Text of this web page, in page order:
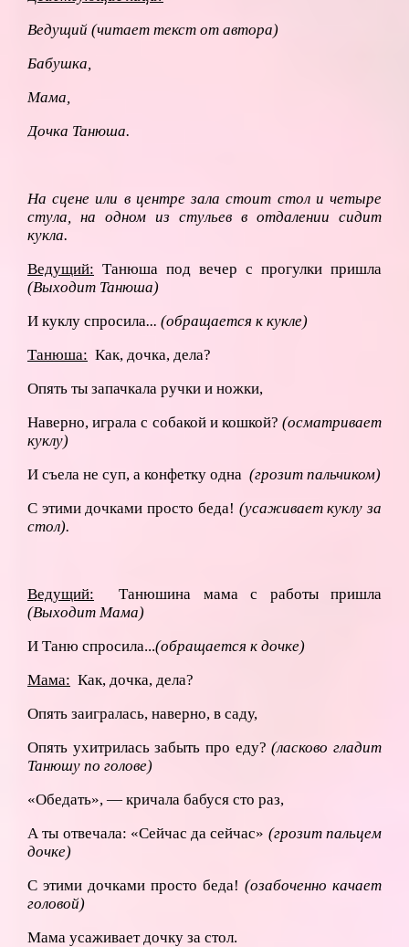
Ведущий (читает текст от автора)
Бабушка,
Мама,
Дочка Танюша.
На сцене или в центре зала стоит стол и четыре
стула, на одном из стульев в отдалении сидит
кукла.
Ведущий: Танюша под вечер с прогулки пришла
(Выходит Танюша)
И куклу спросила... (обращается к кукле)
Танюша: Как, дочка, дела?
Опять ты запачкала ручки и ножки,
Наверно, играла с собакой и кошкой? (осматривает
куклу)
И съела не суп, а конфетку одна (грозит пальчиком)
С этими дочками просто беда! (усаживает куклу за
стол).
Ведущий:
Танюшина мама с работы пришла
(Выходит Мама)
И Таню спросила...(обращается к дочке)
Мама: Как, дочка, дела?
Опять заигралась, наверно, в саду,
Опять ухитрилась забыть про еду?(ласково гладит
Танюшу по голове)
«Обедать», — кричала бабуся сто раз,
А ты отвечала: «Сейчас да сейчас» (грозит пальцем
дочке)
С этими дочками просто беда! (озабоченно качает
головой)
Мама усаживает дочку за стол.